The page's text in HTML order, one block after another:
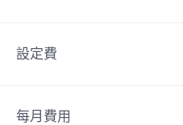
設定費
每月費用